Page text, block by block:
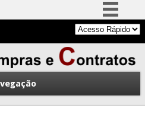
Simplifique!
Comunica BR
Participe
Acesso à informação
Legislação